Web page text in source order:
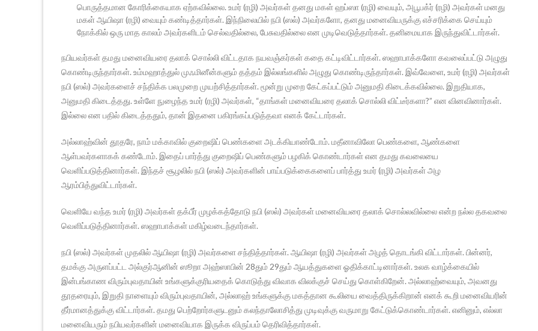
பொருத்தமான கோரிக்கையாக ஏற்கவில்லை. உமர் (ரழி) அவர்கள் தனது மகள் ஹப்ஸா (ரழி) வையும், அபூபக்ர் (ரழி) அவர்கள் மனது
மகள் ஆயிஷா (ரழி) வையும் கண்டித்தார்கள். இந்நிலையில் நபி (ஸல்) அவர்களோ, தனது மனைவியருக்கு எச்சரிக்கை செய்யும்
நோக்கில் ஒரு மாத காலம் அவர்களிடம் செல்வதில்லை, பேசுவதில்லை என முடிவெடுத்தார்கள். தனிமையாக இருந்துவிட்டார்கள்.
நபியவர்கள் தமது மனைவியரை தலாக் சொல்லி விட்டதாக நயவஞ்கர்கள் கதை கட்டிவிட்டார்கள். ஸஹாபாக்களோ கவலைப்பட்டு அழுது
கொண்டிருந்தார்கள். உம்மஹாத்துல் முஃமினீன்களும் தத்தம் இல்லங்களில் அழுது கொண்டிருந்தார்கள். இவ்வேளை, உமர் (ரழி) அவர்கள்
நபி (ஸல்) அவர்களைச் சந்திக்க பலமுறை முயற்சித்தார்கள். மூன்று முறை கேட்கப்பட்டும் அனுமதி கிடைக்கவில்லை. இறுதியாக,
அனுமதி கிடைத்தது. உள்ளே நுழைந்த உமர் (ரழி) அவர்கள், “தாங்கள் மனைவியரை தலாக் சொல்லி விட்டீர்களா?” என வினவினார்கள்.
இல்லை என பதில் கிடைத்ததும், தான் இதனை பகிரங்கப்படுத்தவா எனக் கேட்டார்கள்.
அல்லாஹ்வின் தூதரே, நாம் மக்காவில் குறைஷிப் பெண்களை அடக்கியாண்டோம். மதீனாவிலோ பெண்களை, ஆண்களை
ஆள்பவர்களாகக் கண்டோம். இதைப் பார்த்து குறைஷிப் பெண்களும் பழகிக் கொண்டார்கள் என தமது கவலையை
வெளிப்படுத்தினார்கள். இந்தச் சூழலில் நபி (ஸல்) அவர்களின் பாய்படுக்கைகளைப் பார்த்து உமர் (ரழி) அவர்கள் அழ
ஆரம்பித்துவிட்டார்கள்.
வெளியே வந்த உமர் (ரழி) அவர்கள் தக்பீர் முழக்கத்தோடு நபி (ஸல்) அவர்கள் மனைவியரை தலாக் சொல்லவில்லை என்ற நல்ல தகவலை
வெளிப்படுத்தினார்கள். ஸஹாபாக்கள் மகிழ்வடைந்தார்கள்.
நபி (ஸல்) அவர்கள் முதலில் ஆயிஷா (ரழி) அவர்களை சந்தித்தார்கள். ஆயிஷா (ரழி) அவர்கள் அழத் தொடங்கி விட்டார்கள். பின்னர்,
தமக்கு அருளப்பட்ட அல்குர்ஆனின் ஸூறா அஹ்ஸாபின் 28தும் 29தும் ஆயத்துகளை ஓதிக்காட்டினார்கள். உலக வாழ்க்கையில்
இன்பங்காண விரும்புவதாயின் உங்களுக்குரியதைக் கொடுத்து விவாக விலக்குச் செய்து கொள்கிறேன். அல்லாஹ்வையும், அவனது
தூதரையும், இறுதி நாளையும் விரும்புவதாயின், அல்லாஹ் உங்களுக்கு மகத்தான கூலியை வைத்திருக்கிறான் எனக் கூறி மனைவியரின்
தீர்மானத்துக்கு விட்டார்கள். தமது பெற்றோர்களுடனும் கலந்தாலோசித்து முடிவுக்கு வருமாறு கேட்டுக்கொண்டார்கள். எனினும், எல்லா
மனைவியரும் நபியவர்களின் மனைவியாக இருக்க விருப்பம் தெரிவித்தார்கள்.